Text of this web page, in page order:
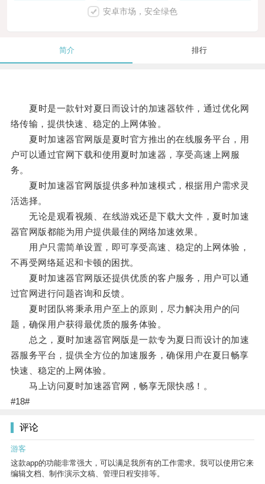
安卓市场，安全绿色
简介 排行
夏时是一款针对夏日而设计的加速器软件，通过优化网
络传输，提供快速、稳定的上网体验。
夏时加速器官网版是夏时官方推出的在线服务平台，用
户可以通过官网下载和使用夏时加速器，享受高速上网服
务。
夏时加速器官网版提供多种加速模式，根据用户需求灵
活选择。
无论是观看视频、在线游戏还是下载大文件，夏时加速
器官网版都能为用户提供最佳的网络加速效果。
用户只需简单设置，即可享受高速、稳定的上网体验，
不再受网络延迟和卡顿的困扰。
夏时加速器官网版还提供优质的客户服务，用户可以通
过官网进行问题咨询和反馈。
夏时团队将秉承用户至上的原则，尽力解决用户的问
题，确保用户获得最优质的服务体验。
总之，夏时加速器官网版是一款专为夏日而设计的加速
器服务平台，提供全方位的加速服务，确保用户在夏日畅享
快速、稳定的上网体验。
马上访问夏时加速器官网，畅享无限快感！。
#18#
评论
游客
这款app的功能非常强大，可以满足我所有的工作需求。我可以使用它来
编辑文档、制作演示文稿、管理日程安排等。